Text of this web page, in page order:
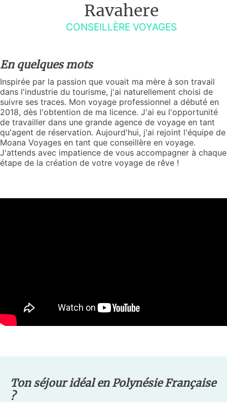
Ravahere
CONSEILLÈRE VOYAGES
En quelques mots
Inspirée par la passion que vouait ma mère à son travail
dans l'industrie du tourisme, j'ai naturellement choisi de
suivre ses traces. Mon voyage professionnel a débuté en
2018, dès l'obtention de ma licence. J'ai eu l'opportunité
de travailler dans une grande agence de voyage en tant
qu'agent de réservation. Aujourd'hui, j'ai rejoint l'équipe de
Moana Voyages en tant que conseillère en voyage.
J'attends avec impatience de vous accompagner à chaque
étape de la création de votre voyage de rêve !
Ton séjour idéal en Polynésie Française
?